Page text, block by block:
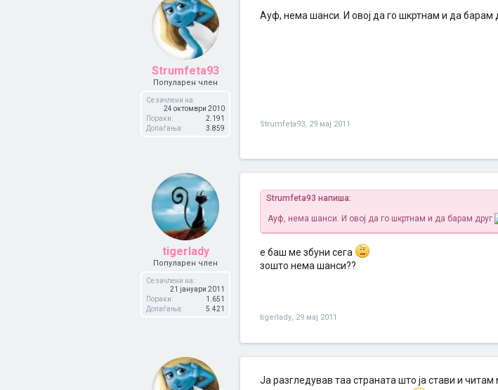
Strumfeta93
Популарен член
Се зачлени на:
24 октомври 2010
Пораки:
2.191
Допаѓања:
3.859
Ауф, нема шанси. И овој да го шкртнам и да барам
Strumfeta93, 29 мај 2011
tigerlady
Популарен член
Се зачлени на:
21 јануари 2011
Пораки:
1.651
Допаѓања:
5.421
Strumfeta93 напиша:
Ауф, нема шанси. И овој да го шкртнам и да барам друг
е баш ме збуни сега
зошто нема шанси??
tigerlady, 29 мај 2011
Ја разгледував таа страната што ја стави и